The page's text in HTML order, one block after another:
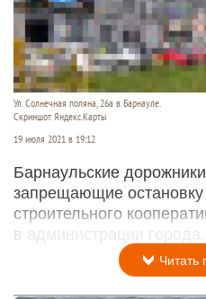
Ул. Солнечная поляна, 26а в Барнауле.
Скриншот Яндекс.Карты
19 июля 2021 в 19:12
Барнаульские
запрещающие остановку
строительного
в администрации города.
Читать